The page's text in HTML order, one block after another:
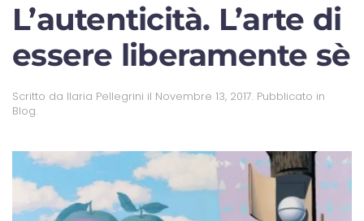
L’autenticità. L’arte di
essere liberamente sè
Scritto da Ilaria Pellegrini il Novembre 13, 2017. Pubblicato in
Blog.